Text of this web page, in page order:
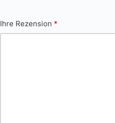
Ihre Rezension *